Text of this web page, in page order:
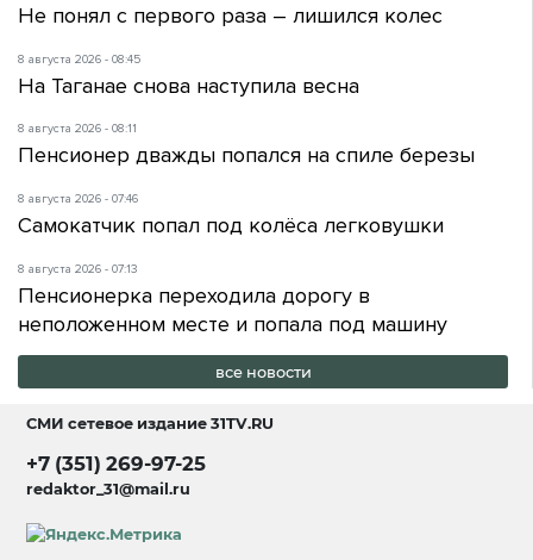
Не понял с первого раза – лишился колес
8 августа 2026 - 08:45
На Таганае снова наступила весна
8 августа 2026 - 08:11
Пенсионер дважды попался на спиле березы
8 августа 2026 - 07:46
Самокатчик попал под колёса легковушки
8 августа 2026 - 07:13
Пенсионерка переходила дорогу в
неположенном месте и попала под машину
все новости
СМИ сетевое издание31TV.RU
+7 (351) 269-97-25
redaktor_31@mail.ru